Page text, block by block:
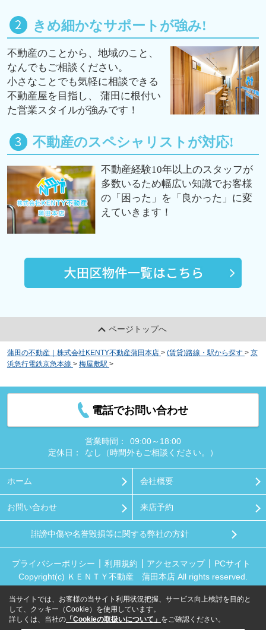
きめ細かなサポートが強み!
不動産のことから、地域のこと、
なんでもご相談ください。
小さなことでも気軽に相談できる
不動産屋を目指し、 蒲田に根付い
た営業スタイルが強みです！
不動産のスペシャリストが対応!
不動産経験10年以上のスタッフが
多数いるため幅広い知識でお客様
の「困った」を「良かった」に変
えていきます！
ページトップへ
蒲田の不動産｜株式会社KENTY不動産蒲田本店 > (賃貸)路線・駅から探す > 京
浜急行電鉄京急本線 > 梅屋敷駅 >
電話でお問い合わせ
営業時間：
09:00～18:00
定休日：
なし（時間外もご相談ください。）
ホーム 会社概要
お問い合わせ 来店予約
誹謗中傷や名誉毀損等に関する弊社の方針
プライバシーポリシー 利用規約 アクセスマップ
PCサイト
Copyright(c) ＫＥＮＴＹ不動産 蒲田本店 All rights reserved.
当サイトでは、お客様の当サイト利用状況把握、サービス向上検討を目的と
して、クッキー（Cookie）を使用しています。
詳しくは、当社の 「Cookieの取扱いについて」 をご確認ください。